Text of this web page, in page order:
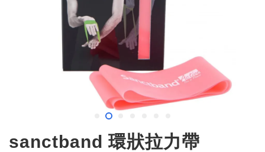
sanctband 環狀拉力帶